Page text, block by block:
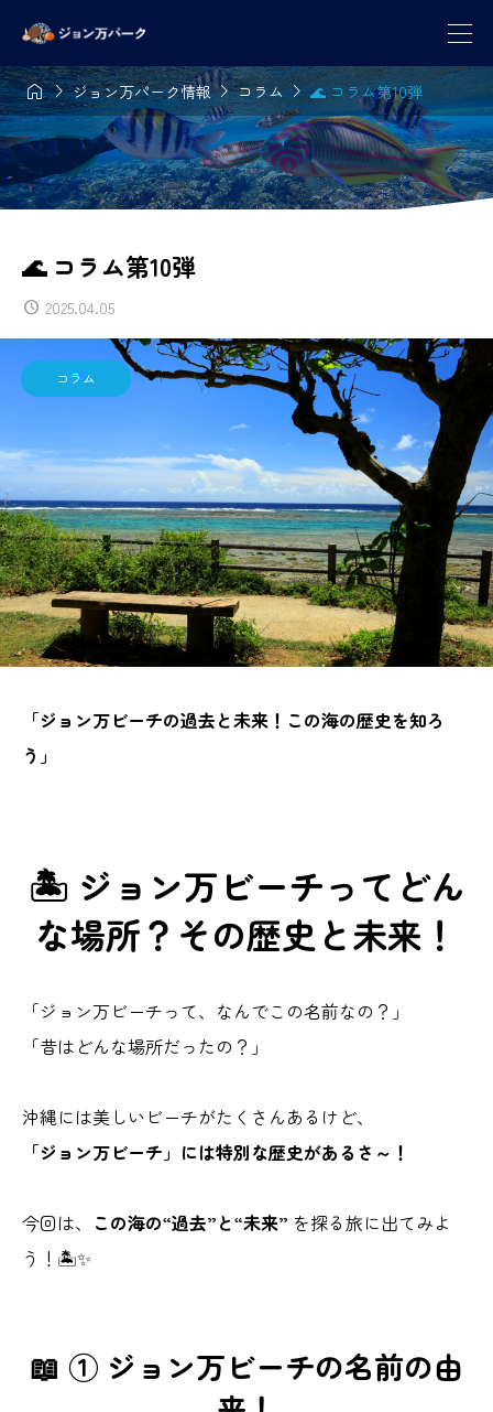
ジョン万パーク情報コラム🌊 コラム第10弾
🌊 コラム第10弾
2025.04.05
コラム
「ジョン万ビーチの過去と未来！この海の歴史を知ろ
う」
🏝️ ジョン万ビーチってどん
な場所？その歴史と未来！
「ジョン万ビーチって、なんでこの名前なの？」
「昔はどんな場所だったの？」
沖縄には美しいビーチがたくさんあるけど、
「ジョン万ビーチ」には特別な歴史があるさ～！
今回は、 この海の“過去”と“未来” を探る旅に出てみよ
う！🏝️✨
📖 ① ジョン万ビーチの名前の由